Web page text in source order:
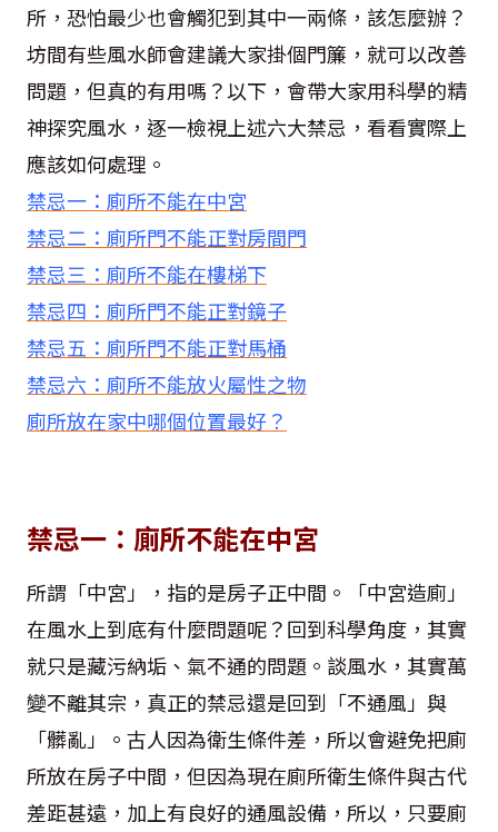
所，恐怕最少也會觸犯到其中一兩條，該怎麼辦？
坊間有些風水師會建議大家掛個門簾，就可以改善
問題，但真的有用嗎？以下，會帶大家用科學的精
神探究風水，逐一檢視上述六大禁忌，看看實際上
應該如何處理。
禁忌一：廁所不能在中宮
禁忌二：廁所門不能正對房間門
禁忌三：廁所不能在樓梯下
禁忌四：廁所門不能正對鏡子
禁忌五：廁所門不能正對馬桶
禁忌六：廁所不能放火屬性之物
廁所放在家中哪個位置最好？
禁忌一：廁所不能在中宮
所謂「中宮」，指的是房子正中間。「中宮造廁」
在風水上到底有什麼問題呢？回到科學角度，其實
就只是藏污納垢、氣不通的問題。談風水，其實萬
變不離其宗，真正的禁忌還是回到「不通風」與
「髒亂」。古人因為衛生條件差，所以會避免把廁
所放在房子中間，但因為現在廁所衛生條件與古代
差距甚遠，加上有良好的通風設備，所以，只要廁